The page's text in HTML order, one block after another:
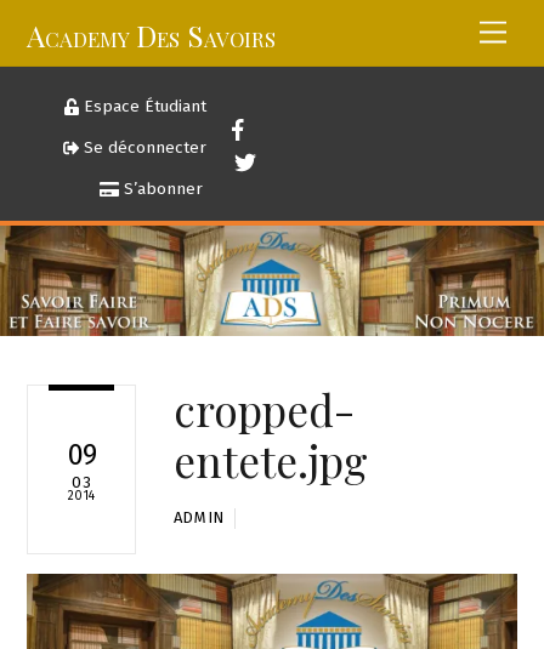
Academy Des Savoirs
Espace Étudiant
Se déconnecter
S’abonner
09
03
2014
cropped-
entete.jpg
ADMIN